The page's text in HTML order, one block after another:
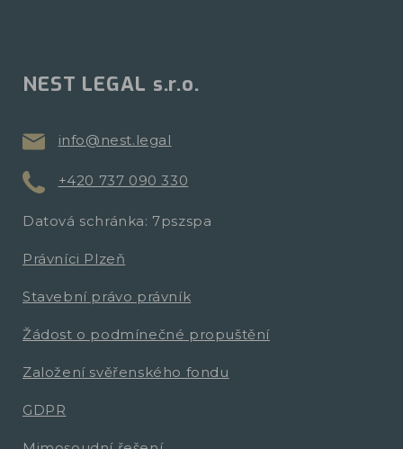
NEST LEGAL s.r.o.
info@nest.legal
+420 737 090 330
Datová schránka: 7pszspa
Právníci Plzeň
Stavební právo právník
Žádost o podmínečné propuštění
Založení svěřenského fondu
GDPR